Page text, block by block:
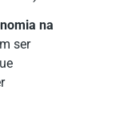
na
ser